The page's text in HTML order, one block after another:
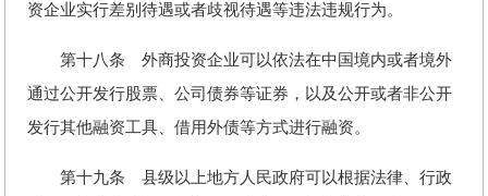
资企业实行差别待遇或者歧视待遇等违法违规行为。
第十八条 外商投资企业可以依法在中国境内或者境外
通过公开发行股票、公司债券等证券，以及公开或者非公开
发行其他融资工具、借用外债等方式进行融资。
第十九条 县级以上地方人民政府可以根据法律、行政